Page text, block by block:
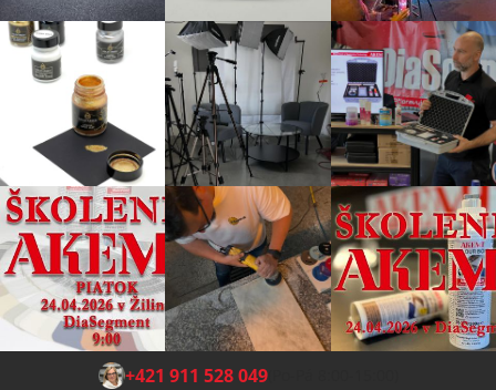
+421 911 528 049(Po-Pá 8:00-15:00)